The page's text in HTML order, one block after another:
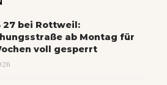
27 bei Rottweil:
ab Montag für
voll gesperrt